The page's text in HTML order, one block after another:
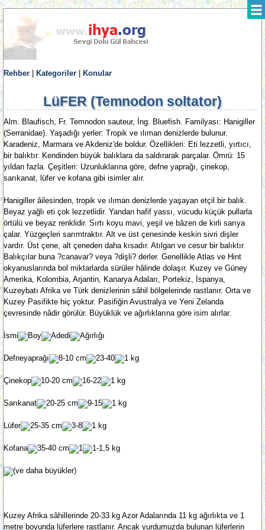
Rehber Kategoriler Konular
LüFER (Temnodon soltator)
Alm. Blaufisch, Fr. Temnodon sauteur, İng. Bluefish. Familyası: Hanigiller
(Serranidae). Yaşadığı yerler: Tropik ve ılıman denizlerde bulunur.
Karadeniz, Marmara ve Akdeniz'de boldur. Özellikleri: Eti lezzetli, yırtıcı,
bir balıktır. Kendinden büyük balıklara da saldırarak parçalar. Ömrü: 15
yıldan fazla. Çeşitleri: Uzunluklarına göre, defne yaprağı, çinekop,
sarıkanat, lüfer ve kofana gibi isimler alır.
Hanigiller âilesinden, tropik ve ılıman denizlerde yaşayan etçil bir balık.
Beyaz yağlı eti çok lezzetlidir. Yandan hafif yassı, vücudu küçük pullarla
örtülü ve beyaz renklidir. Sırtı koyu mavi, yeşil ve bâzen de kirli sarıya
çalar. Yüzgeçleri sarımtraktır. Alt ve üst çenesinde keskin sivri dişler
vardır. Üst çene, alt çeneden daha kısadır. Atılgan ve cesur bir balıktır.
Balıkçılar buna ?canavar? veya ?dişli? derler. Genellikle Atlas ve Hint
okyanuslarında bol miktarlarda sürüler hâlinde dolaşır. Kuzey ve Güney
Amerika, Kolombia, Arjantin, Kanarya Adaları, Portekiz, İspanya,
Kuzeybatı Afrika ve Türk denizlerinin sâhil bölgelerinde rastlanır. Orta ve
Kuzey Pasifikte hiç yoktur. Pasifiğin Avustralya ve Yeni Zelanda
çevresinde nâdir görülür. Büyüklük ve ağırlıklarına göre isim alırlar.
İsmi Boy Adedi Ağırlığı
Defneyaprağı 8-10 cm 23-40 1 kg
Çinekop 10-20 cm 16-22 1 kg
Sarıkanat 20-25 cm 9-15 1 kg
Lüfer 25-35 cm 3-8 1 kg
Kofana 35-40 cm 1 1-1,5 kg
(ve daha büyükler)
Kuzey Afrika sâhillerinde 20-33 kg Azor Adalarında 11 kg ağırlıkta ve 1
metre boyunda lüferlere rastlanır. Ancak yurdumuzda bulunan lüferlerin